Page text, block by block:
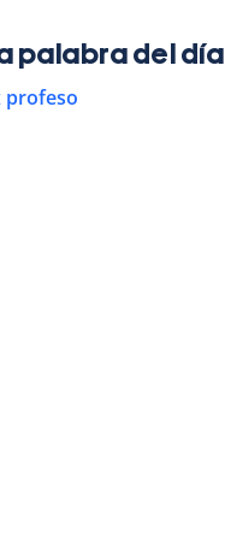
palabra del día
profeso